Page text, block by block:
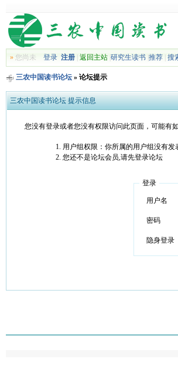
»您尚未 登录 注册| 返回主站| 研究生读书| 推荐| 搜
三农中国读书论坛» 论坛提示
三农中国读书论坛 提示信息
您没有登录或者您没有权限访问此页面，可能有
用户组权限：你所属的用户组没有发
您还不是论坛会员,请先登录论坛
登录
用户名
密码
隐身登录